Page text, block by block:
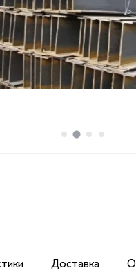
Доставка
из стали